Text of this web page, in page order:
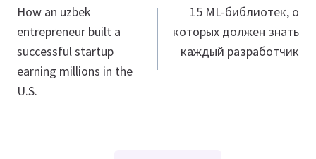
по
записям
How an uzbek
entrepreneur built a
successful startup
earning millions in the
U.S.
15 ML-библиотек, о
которых должен знать
каждый разработчик